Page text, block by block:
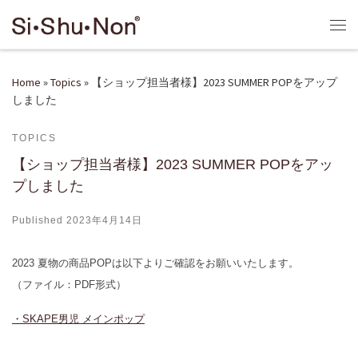
Skip to content
Home »Topics »
【ショップ担当者様】2023 SUMMER POPをアップ
しました
TOPICS
【ショップ担当者様】2023 SUMMER POPをアッ
プしました
Published 2023年4月14日
2023 夏物の商品POPは以下よりご確認をお願いいたします。
（ファイル：PDF形式）
・SKAPE男児 メインポップ